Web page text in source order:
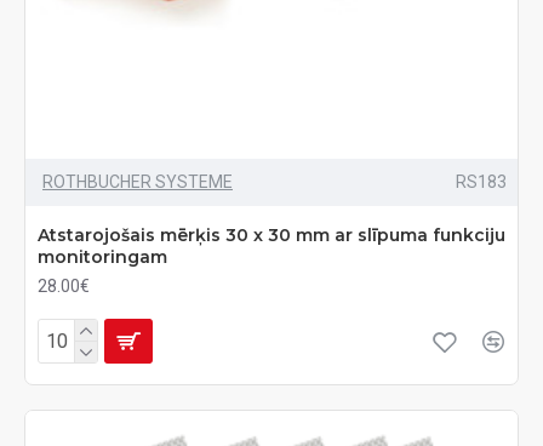
ROTHBUCHER SYSTEME RS183
Atstarojošais mērķis 30 x 30 mm ar slīpuma funkciju
monitoringam
28.00€